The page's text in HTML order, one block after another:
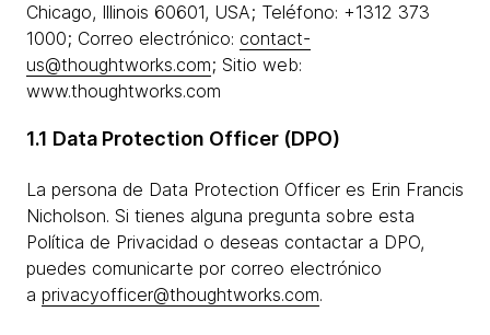
Chicago, Illinois 60601, USA; Teléfono: +1312 373
1000; Correo electrónico: contact-
us@thoughtworks.com; Sitio web:
www.thoughtworks.com
1.1 Data Protection Officer (DPO)
La persona de Data Protection Officer es Erin Francis
Nicholson. Si tienes alguna pregunta sobre esta
Política de Privacidad o deseas contactar a DPO,
puedes comunicarte por correo electrónico
a privacyofficer@thoughtworks.com.